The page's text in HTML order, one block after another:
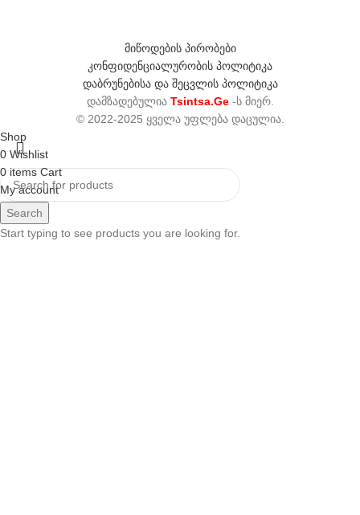
მიწოდების პირობები
კონფიდენციალურობის პოლიტიკა
დაბრუნებისა და შეცვლის პოლიტიკა
დამზადებულია Tsintsa.Ge -ს მიერ.
© 2022-2025 ყველა უფლება დაცულია.
Search
Start typing to see products you are looking for.
Shop
0 Wishlist
0items Cart
My account